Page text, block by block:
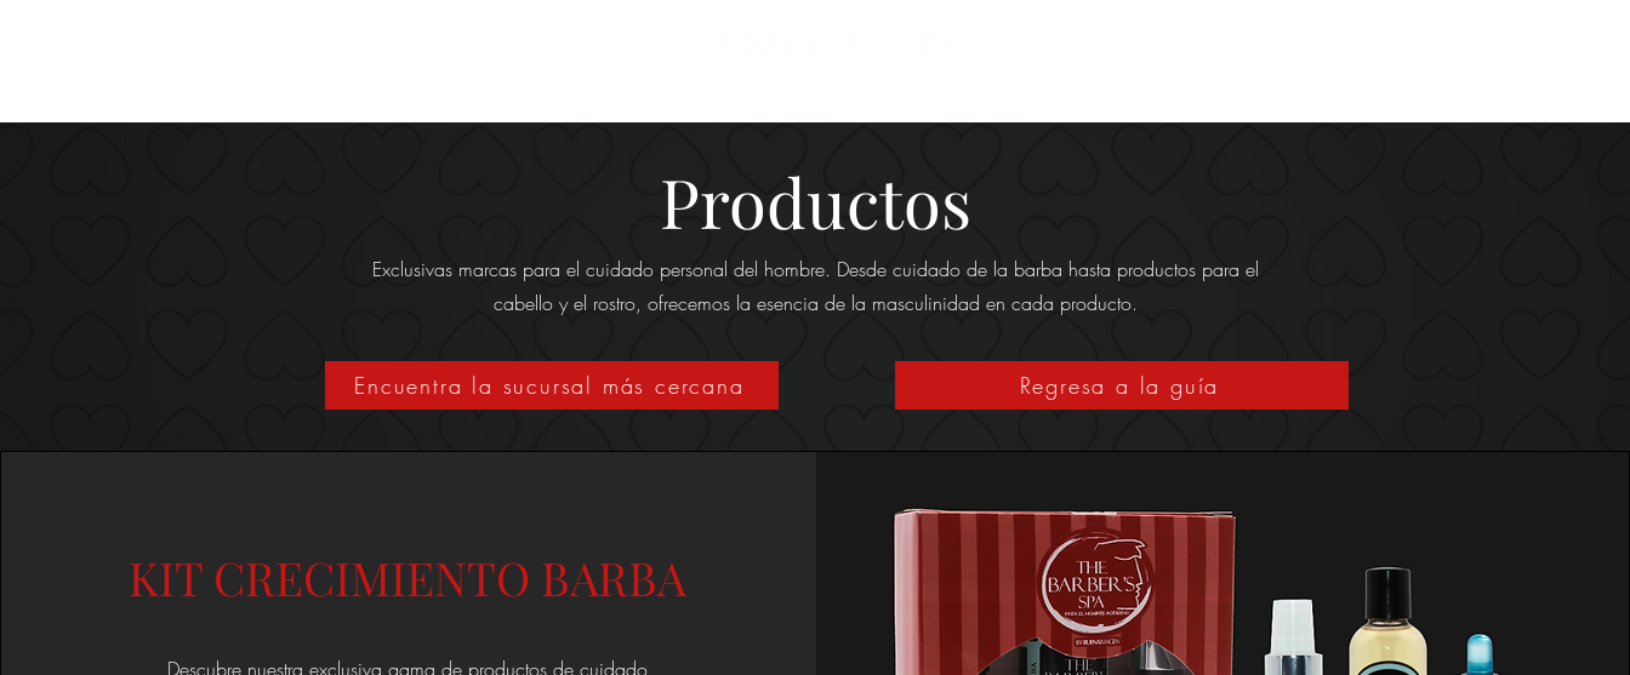
Productos
Exclusivas marcas para el cuidado personal del hombre. Desde cuidado de la barba hasta productos para el
cabello y el rostro, ofrecemos la esencia de la masculinidad en cada producto.
Encuentra la sucursal más cercana Regresa a la guía
KIT CRECIMIENTO BARBA
Descubre nuestra exclusiva gama de productos de cuidado